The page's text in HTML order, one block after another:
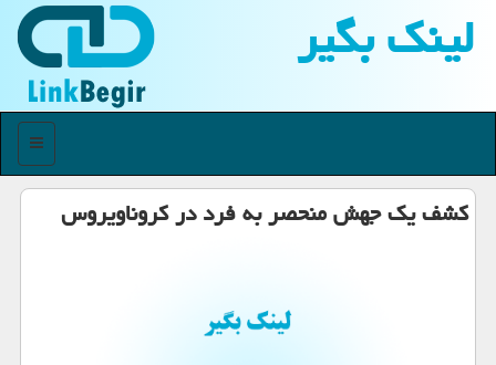
لینك بگیر
منو
كشف یك جهش منحصر به فرد در كروناویروس